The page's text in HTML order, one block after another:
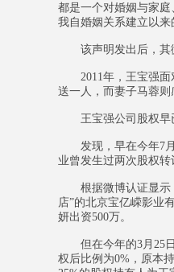
都是一个对婚姻与家
我自婚姻关系建立以
该声明发出后，其微
2011年，王宝强面
送一人，而妻子马蓉则
王宝强公司股权早
发现，早在今年7月
业曾发生过两次股权
根据微博认证显示，
店”的北京宝亿嵘影业
妍出资500万。
但在今年的3月25日
权后比例为0%，原本